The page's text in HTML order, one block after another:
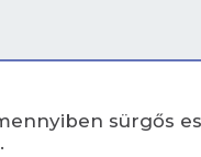
sürgős